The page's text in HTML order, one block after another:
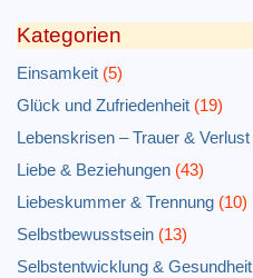
Kategorien
Einsamkeit (5)
Glück und Zufriedenheit (19)
Lebenskrisen – Trauer & Verlust
Liebe & Beziehungen (43)
Liebeskummer & Trennung (10)
Selbstbewusstsein (13)
Selbstentwicklung & Gesundheit